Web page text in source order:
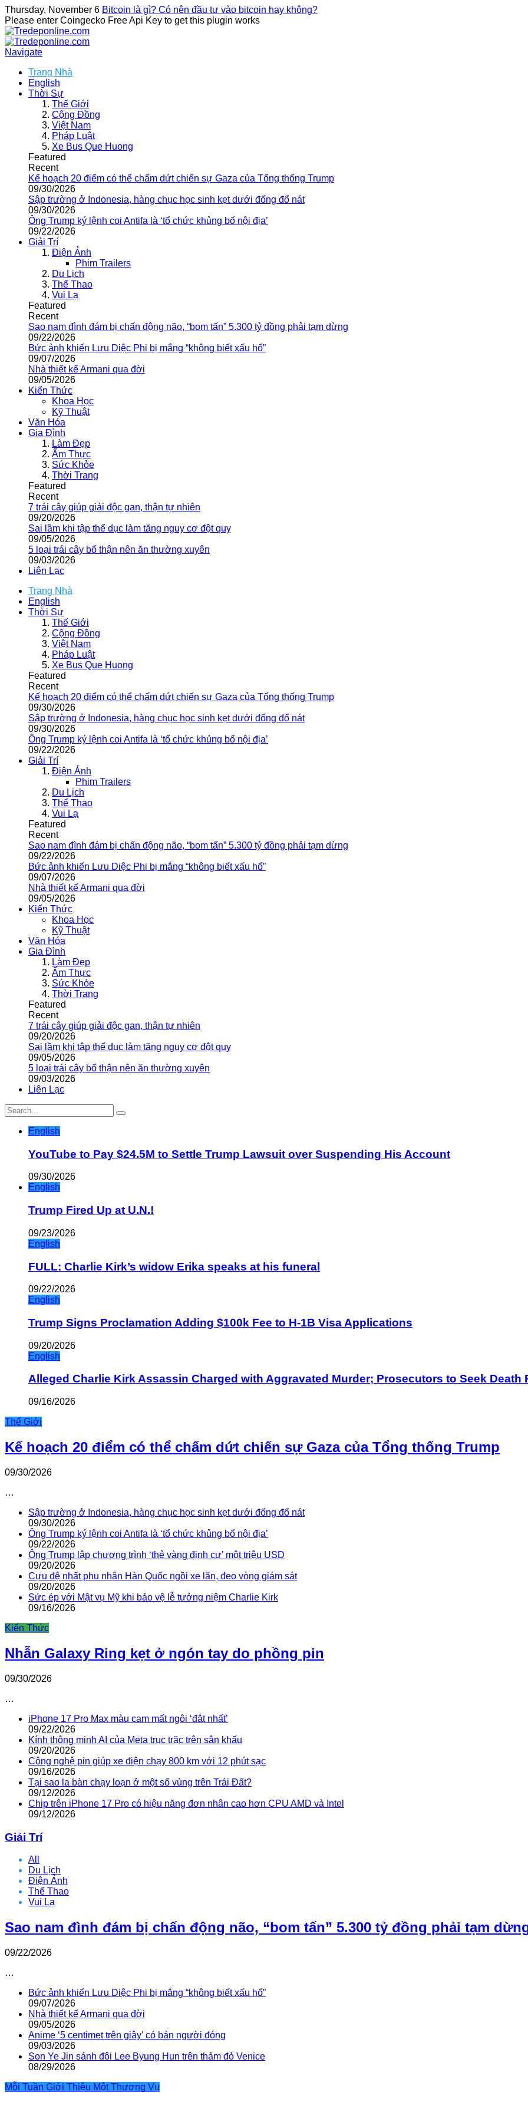
Thursday, November 6 Bitcoin là gì? Có nên đầu tư vào bitcoin hay không?
Please enter Coingecko Free Api Key to get this plugin works
Navigate
Trang Nhà
English
Thời Sự
Thế Giới
Cộng Đồng
Việt Nam
Pháp Luật
Xe Bus Que Huong
Featured
Recent
Kế hoạch 20 điểm có thể chấm dứt chiến sự Gaza của Tổng thống Trump
09/30/2026
Sập trường ở Indonesia, hàng chục học sinh kẹt dưới đống đổ nát
09/30/2026
Ông Trump ký lệnh coi Antifa là ‘tổ chức khủng bố nội địa’
09/22/2026
Giải Trí
Điện Ảnh
Phim Trailers
Du Lịch
Thể Thao
Vui Lạ
Featured
Recent
Sao nam đình đám bị chấn động não, “bom tấn” 5.300 tỷ đồng phải tạm dừng
09/22/2026
Bức ảnh khiến Lưu Diệc Phi bị mắng “không biết xấu hổ”
09/07/2026
Nhà thiết kế Armani qua đời
09/05/2026
Kiến Thức
Khoa Học
Kỹ Thuật
Văn Hóa
Gia Đình
Làm Đẹp
Ẩm Thực
Sức Khỏe
Thời Trang
Featured
Recent
7 trái cây giúp giải độc gan, thận tự nhiên
09/20/2026
Sai lầm khi tập thể dục làm tăng nguy cơ đột quỵ
09/05/2026
5 loại trái cây bổ thận nên ăn thường xuyên
09/03/2026
Liên Lạc
Trang Nhà
English
Thời Sự
Thế Giới
Cộng Đồng
Việt Nam
Pháp Luật
Xe Bus Que Huong
Featured
Recent
Kế hoạch 20 điểm có thể chấm dứt chiến sự Gaza của Tổng thống Trump
09/30/2026
Sập trường ở Indonesia, hàng chục học sinh kẹt dưới đống đổ nát
09/30/2026
Ông Trump ký lệnh coi Antifa là ‘tổ chức khủng bố nội địa’
09/22/2026
Giải Trí
Điện Ảnh
Phim Trailers
Du Lịch
Thể Thao
Vui Lạ
Featured
Recent
Sao nam đình đám bị chấn động não, “bom tấn” 5.300 tỷ đồng phải tạm dừng
09/22/2026
Bức ảnh khiến Lưu Diệc Phi bị mắng “không biết xấu hổ”
09/07/2026
Nhà thiết kế Armani qua đời
09/05/2026
Kiến Thức
Khoa Học
Kỹ Thuật
Văn Hóa
Gia Đình
Làm Đẹp
Ẩm Thực
Sức Khỏe
Thời Trang
Featured
Recent
7 trái cây giúp giải độc gan, thận tự nhiên
09/20/2026
Sai lầm khi tập thể dục làm tăng nguy cơ đột quỵ
09/05/2026
5 loại trái cây bổ thận nên ăn thường xuyên
09/03/2026
Liên Lạc
English
YouTube to Pay $24.5M to Settle Trump Lawsuit over Suspending His Account
09/30/2026
English
Trump Fired Up at U.N.!
09/23/2026
English
FULL: Charlie Kirk’s widow Erika speaks at his funeral
09/22/2026
English
Trump Signs Proclamation Adding $100k Fee to H-1B Visa Applications
09/20/2026
English
Alleged Charlie Kirk Assassin Charged with Aggravated Murder; Prosecutors to Seek Death
09/16/2026
Thế Giới
Kế hoạch 20 điểm có thể chấm dứt chiến sự Gaza của Tổng thống Trump
09/30/2026
…
Sập trường ở Indonesia, hàng chục học sinh kẹt dưới đống đổ nát
09/30/2026
Ông Trump ký lệnh coi Antifa là ‘tổ chức khủng bố nội địa’
09/22/2026
Ông Trump lập chương trình ‘thẻ vàng định cư’ một triệu USD
09/20/2026
Cựu đệ nhất phu nhân Hàn Quốc ngồi xe lăn, đeo vòng giám sát
09/20/2026
Sức ép với Mật vụ Mỹ khi bảo vệ lễ tưởng niệm Charlie Kirk
09/16/2026
Kiến Thức
Nhẫn Galaxy Ring kẹt ở ngón tay do phồng pin
09/30/2026
…
iPhone 17 Pro Max màu cam mất ngôi ‘đắt nhất’
09/22/2026
Kính thông minh AI của Meta trục trặc trên sân khấu
09/20/2026
Công nghệ pin giúp xe điện chạy 800 km với 12 phút sạc
09/16/2026
Tại sao la bàn chạy loạn ở một số vùng trên Trái Đất?
09/12/2026
Chip trên iPhone 17 Pro có hiệu năng đơn nhân cao hơn CPU AMD và Intel
09/12/2026
Giải Trí
All
Du Lịch
Điện Ảnh
Thể Thao
Vui Lạ
Sao nam đình đám bị chấn động não, “bom tấn” 5.300 tỷ đồng phải tạm
09/22/2026
…
Bức ảnh khiến Lưu Diệc Phi bị mắng “không biết xấu hổ”
09/07/2026
Nhà thiết kế Armani qua đời
09/05/2026
Anime ‘5 centimet trên giây’ có bản người đóng
09/03/2026
Son Ye Jin sánh đôi Lee Byung Hun trên thảm đỏ Venice
08/29/2026
Mỗi Tuần Giới Thiệu Một Thương Vụ